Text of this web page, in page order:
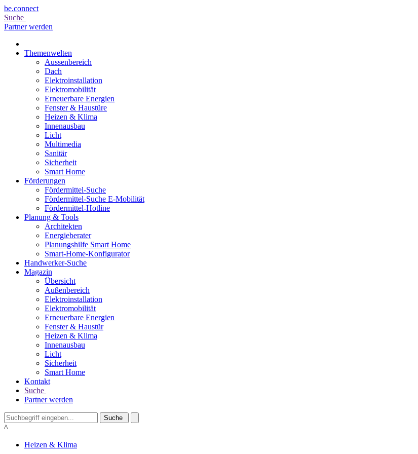
be.connect
Suche
Partner werden
Themenwelten
Aussenbereich
Dach
Elektroinstallation
Elektromobilität
Erneuerbare Energien
Fenster & Haustüre
Heizen & Klima
Innenausbau
Licht
Multimedia
Sanitär
Sicherheit
Smart Home
Förderungen
Fördermittel-Suche
Fördermittel-Suche E-Mobilität
Fördermittel-Hotline
Planung & Tools
Architekten
Energieberater
Planungshilfe Smart Home
Smart-Home-Konfigurator
Handwerker-Suche
Magazin
Übersicht
Außenbereich
Elektroinstallation
Elektromobilität
Erneuerbare Energien
Fenster & Haustür
Heizen & Klima
Innenausbau
Licht
Sicherheit
Smart Home
Kontakt
Suche
Partner werden
Suche
^
Heizen & Klima